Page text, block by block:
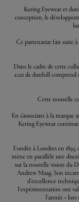
Kering Eyewear et
conception, le
Ce partenariat fait suite
Dans le cadre de cette
2021 de dunhill comprend
Cette nouvelle
En s’associant à la
Kering Eyewear
Fondée à Londres en
mène en parallèle une
sur la nouvelle vision du
Andrew Maag. Son
d'excellence
l'expérimentation ont
l'année » lors